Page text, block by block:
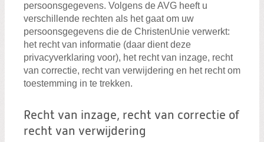
persoonsgegevens. Volgens de AVG heeft u
verschillende rechten als het gaat om uw
persoonsgegevens die de ChristenUnie verwerkt:
het recht van informatie (daar dient deze
privacyverklaring voor), het recht van inzage, recht
van correctie, recht van verwijdering en het recht om
toestemming in te trekken.
Recht van inzage, recht van correctie of
recht van verwijdering